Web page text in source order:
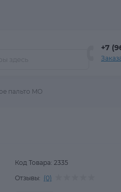
+7
пальто MO
Код Товара: 2335
Отзывы: (0)